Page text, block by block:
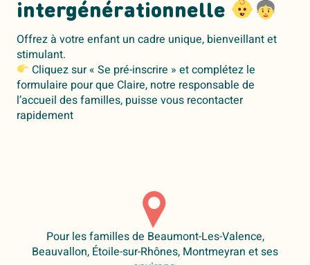
intergénérationnelle
Offrez à votre enfant un cadre unique, bienveillant et
stimulant.
Cliquez sur « Se pré-inscrire » et complétez le
formulaire pour que Claire, notre responsable de
l’accueil des familles, puisse vous recontacter
rapidement
Pour les familles de Beaumont-Les-Valence,
Beauvallon, Étoile-sur-Rhônes, Montmeyran et ses